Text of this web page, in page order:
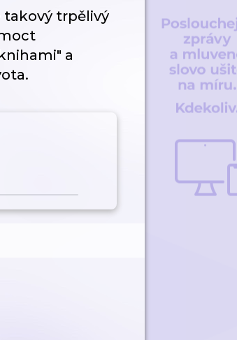
takový trpělivý
a